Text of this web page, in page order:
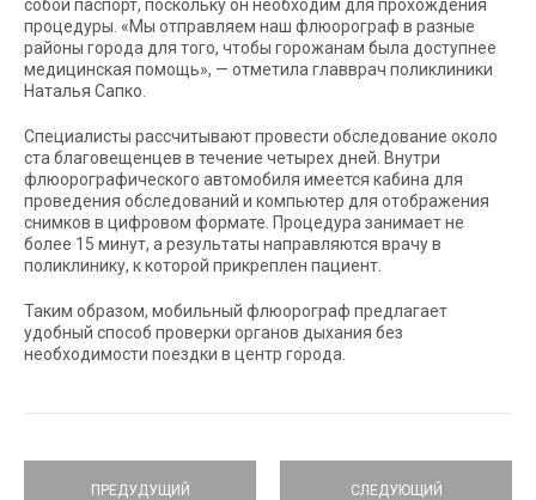
собой паспорт, поскольку он необходим для прохождения
процедуры. «Мы отправляем наш флюорограф в разные
районы города для того, чтобы горожанам была доступнее
медицинская помощь», — отметила главврач поликлиники
Наталья Сапко.
Специалисты рассчитывают провести обследование около
ста благовещенцев в течение четырех дней. Внутри
флюорографического автомобиля имеется кабина для
проведения обследований и компьютер для отображения
снимков в цифровом формате. Процедура занимает не
более 15 минут, а результаты направляются врачу в
поликлинику, к которой прикреплен пациент.
Таким образом, мобильный флюорограф предлагает
удобный способ проверки органов дыхания без
необходимости поездки в центр города.
ПРЕДУДУЩИЙ СЛЕДУЮЩИЙ